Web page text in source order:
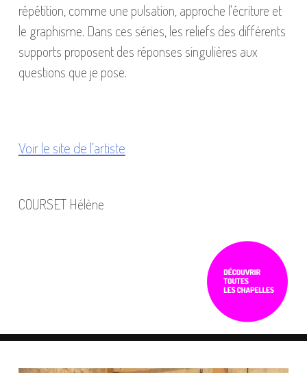
répétition, comme une pulsation, approche l’écriture et
le graphisme. Dans ces séries, les reliefs des différents
supports proposent des réponses singulières aux
questions que je pose.
Voir le site de l’artiste
COURSET Hélène